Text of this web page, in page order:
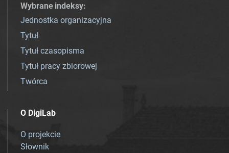
Wybrane indeksy:
Jednostka organizacyjna
Tytuł
Tytuł czasopisma
Tytuł pracy zbiorowej
Twórca
O DigiLab
O projekcie
Słownik